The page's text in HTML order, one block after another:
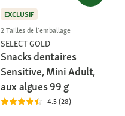
EXCLUSIF
2 Tailles de l'emballage
SELECT GOLD
Snacks dentaires
Sensitive, Mini Adult,
aux algues 99 g
4.5 (28)